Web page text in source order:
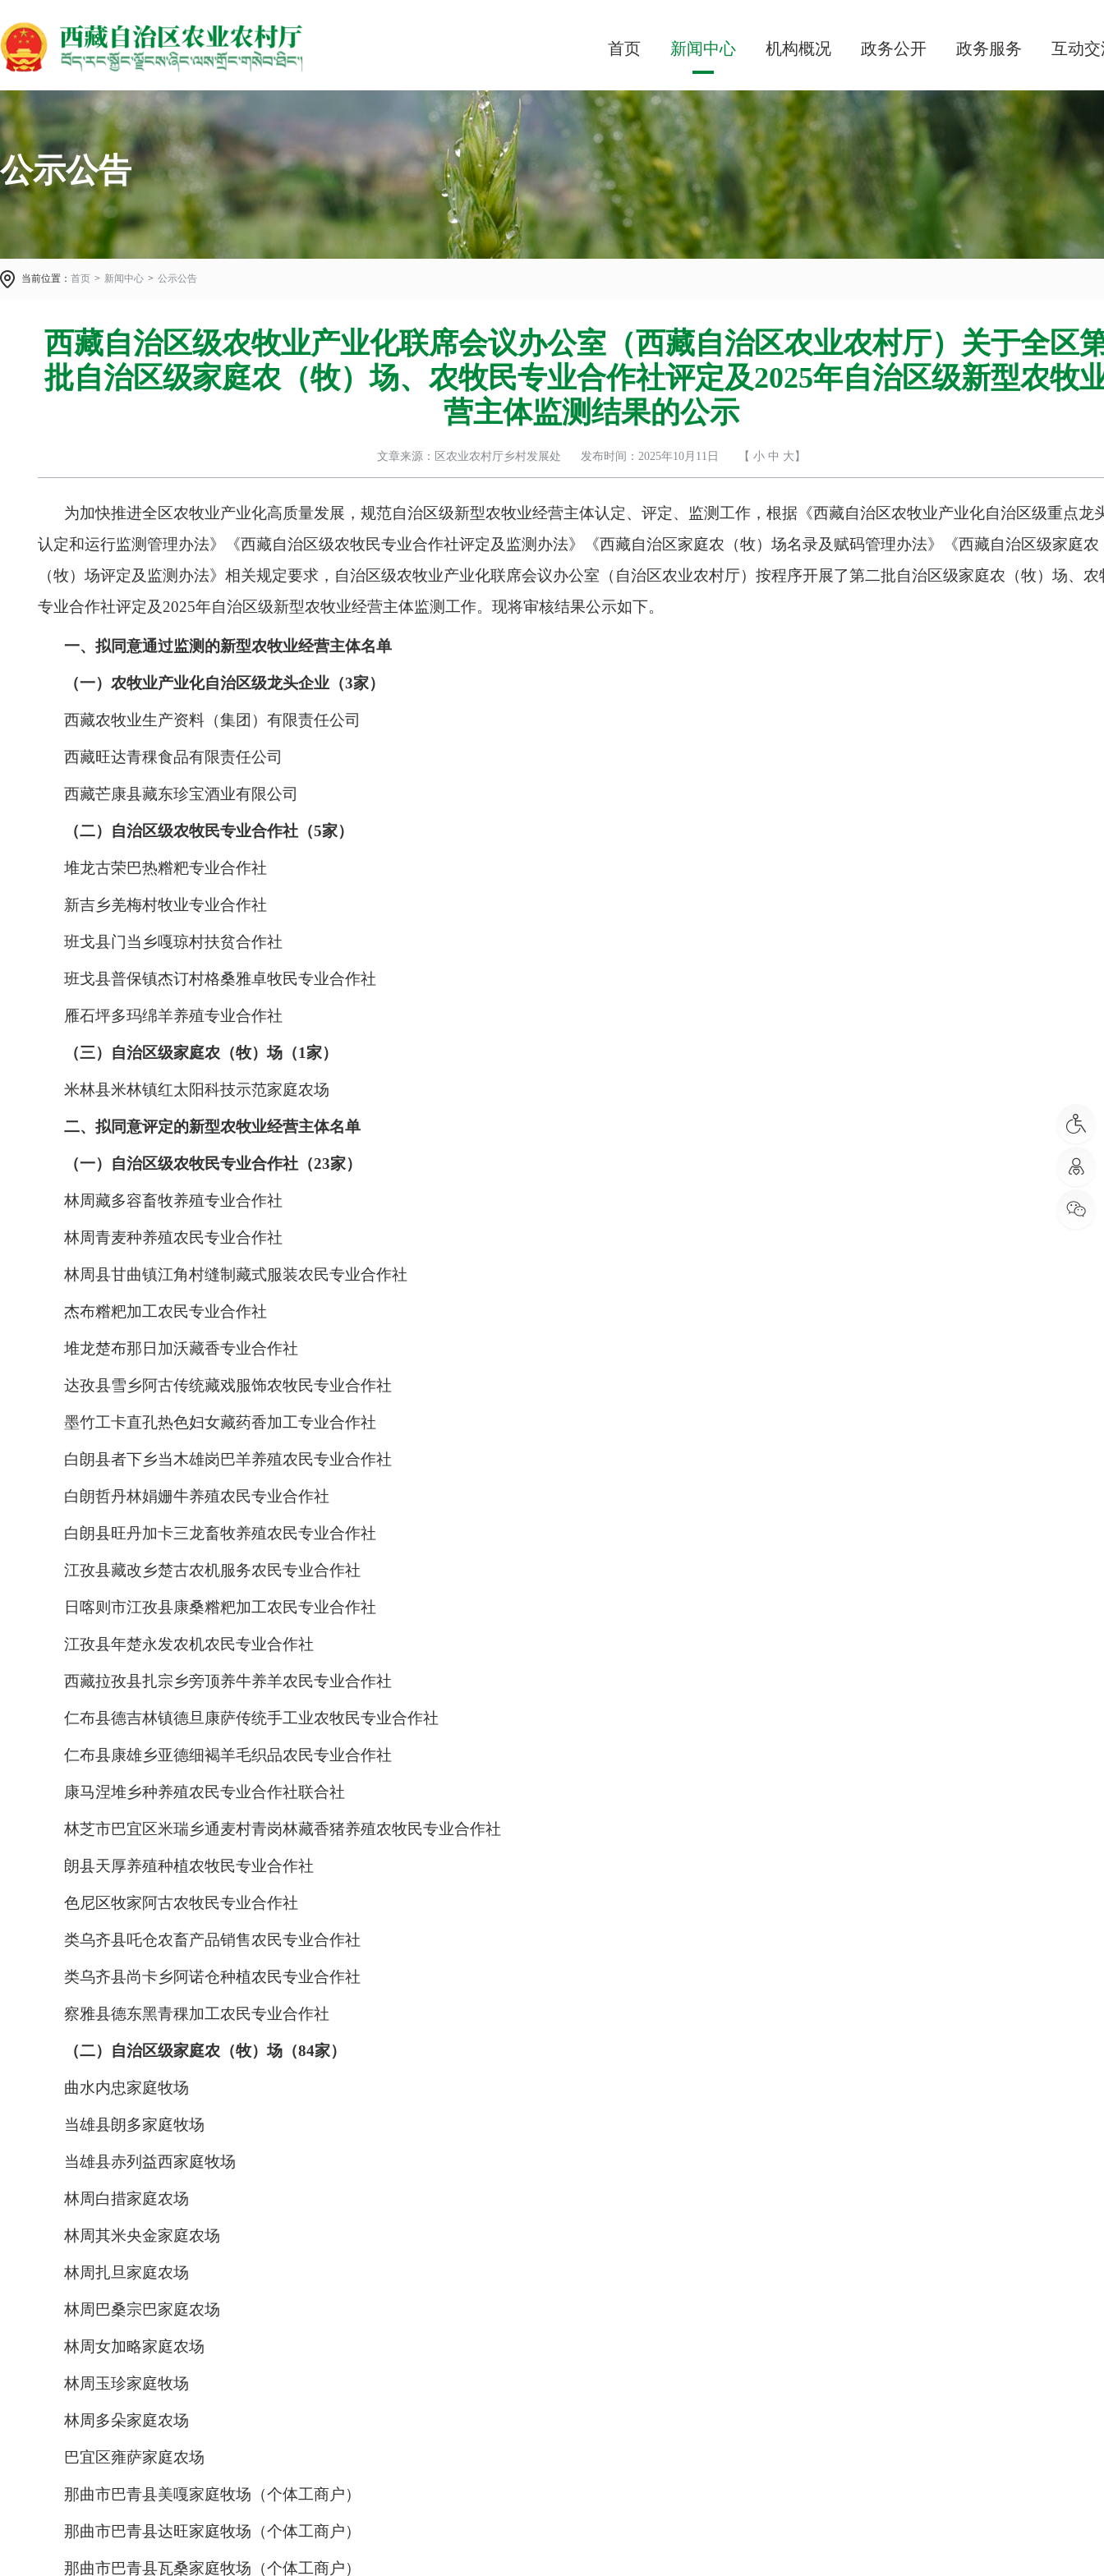
首页 新闻中心 机构概况 政务公开 政务服务 互动交
公示公告
当前位置： 首页 > 新闻中心 > 公示公告
西藏自治区级农牧业产业化联席会议办公室（西藏自治区农业农村厅）关于全区
批自治区级家庭农（牧）场、农牧民专业合作社评定及2025年自治区级新型农牧
营主体监测结果的公示
文章来源：区农业农村厅乡村发展处 发布时间：2025年10月11日 【 小 中 大 】
为加快推进全区农牧业产业化高质量发展， 规范自治区级新型农牧业经营主体认定、评定、监测工作， 根据 《西藏自治区农牧业产业化自治区级重点龙
认定和运行监测管理办法》 《西藏自治区级农牧民专业合作社评定及监测办法》《西藏自治区家庭农（牧）场名录及赋码管理办法》《西藏自治区级家庭农
（牧）场评定及监测办法》 相关规定要求， 自治区级农牧业产业化联席会议办公室（自治区农业农村厅） 按程序开展了第二批自治区级家庭农（牧）场、农
专业合作社评定及2025年自治区级新型农牧业经营主体监测工作。现将审核结果公示如下。
一、拟同意通过监测的新型农牧业经营主体名单
（一）农牧业产业化自治区级龙头企业（3家）
西藏农牧业生产资料（集团）有限责任公司
西藏旺达青稞食品有限责任公司
西藏芒康县藏东珍宝酒业有限公司
（二）自治区级农牧民专业合作社（5家）
堆龙古荣巴热糌粑专业合作社
新吉乡羌梅村牧业专业合作社
班戈县门当乡嘎琼村扶贫合作社
班戈县普保镇杰订村格桑雅卓牧民专业合作社
雁石坪多玛绵羊养殖专业合作社
（三）自治区级家庭农（牧）场（1家）
米林县米林镇红太阳科技示范家庭农场
二、拟同意评定的新型农牧业经营主体名单
（一）自治区级农牧民专业合作社（23家）
林周藏多容畜牧养殖专业合作社
林周青麦种养殖农民专业合作社
林周县甘曲镇江角村缝制藏式服装农民专业合作社
杰布糌粑加工农民专业合作社
堆龙楚布那日加沃藏香专业合作社
达孜县雪乡阿古传统藏戏服饰农牧民专业合作社
墨竹工卡直孔热色妇女藏药香加工专业合作社
白朗县者下乡当木雄岗巴羊养殖农民专业合作社
白朗哲丹林娟姗牛养殖农民专业合作社
白朗县旺丹加卡三龙畜牧养殖农民专业合作社
江孜县藏改乡楚古农机服务农民专业合作社
日喀则市江孜县康桑糌粑加工农民专业合作社
江孜县年楚永发农机农民专业合作社
西藏拉孜县扎宗乡旁顶养牛养羊农民专业合作社
仁布县德吉林镇德旦康萨传统手工业农牧民专业合作社
仁布县康雄乡亚德细褐羊毛织品农民专业合作社
康马涅堆乡种养殖农民专业合作社联合社
林芝市巴宜区米瑞乡通麦村青岗林藏香猪养殖农牧民专业合作社
朗县天厚养殖种植农牧民专业合作社
色尼区牧家阿古农牧民专业合作社
类乌齐县吒仓农畜产品销售农民专业合作社
类乌齐县尚卡乡阿诺仓种植农民专业合作社
察雅县德东黑青稞加工农民专业合作社
（二）自治区级家庭农（牧）场（84家）
曲水内忠家庭牧场
当雄县朗多家庭牧场
当雄县赤列益西家庭牧场
林周白措家庭农场
林周其米央金家庭农场
林周扎旦家庭农场
林周巴桑宗巴家庭农场
林周女加略家庭农场
林周玉珍家庭牧场
林周多朵家庭农场
巴宜区雍萨家庭农场
那曲市巴青县美嘎家庭牧场（个体工商户）
那曲市巴青县达旺家庭牧场（个体工商户）
那曲市巴青县瓦桑家庭牧场（个体工商户）